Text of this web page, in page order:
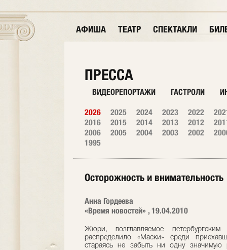
АФИША ТЕАТР СПЕКТАКЛИ
ПРЕССА
ВИДЕОРЕПОРТАЖИ ГАСТРОЛИ
2026 2025 2024 2023 2022
2016
2015 2014 2013 2012
2006
2005 2004 2003 2002
1995
Осторожность и внимательность
Анна Гордеева
«Время новостей» , 19.04.2010
Жюри, возглавляемое
распределило «Маски» среди
стараясь не забыть ни одну значимую